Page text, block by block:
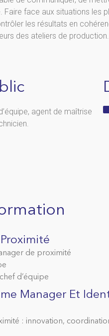
Faire face aux situations les
les résultats en
des ateliers de
agent de maîtrise
de proximité
d’équipe
Manager Et
: innovation,